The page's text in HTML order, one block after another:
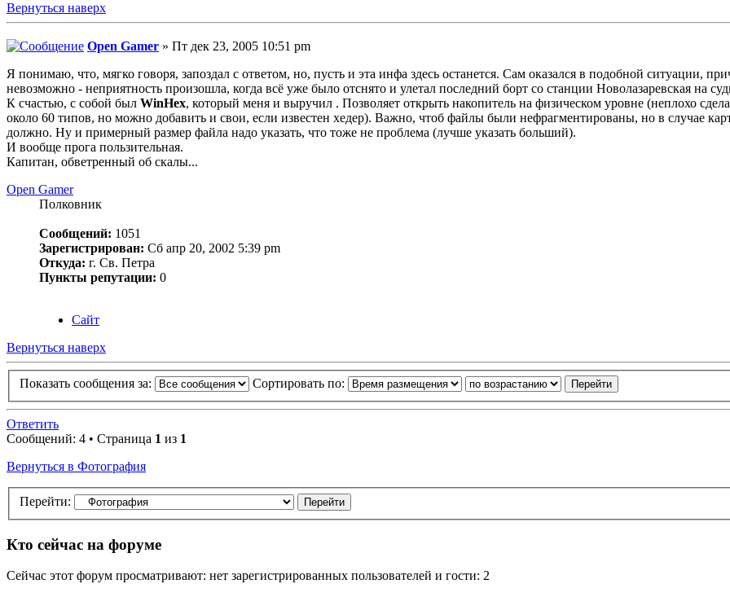
Вернуться наверх
Open Gamer » Пт дек 23, 2005 10:51 pm
Я понимаю, что, мягко говоря, запоздал с ответом, но, пусть и эта инфа здесь останется. Сам оказался в подобной ситуации,
невозможно - неприятность произошла, когда всё уже было отснято и улетал последний борт со станции Новолазаревская на
К счастью, с собой был WinHex, который меня и выручил . Позволяет открыть накопитель на физическом уровне (неплохо
около 60 типов, но можно добавить и свои, если известен хедер). Важно, чтоб файлы были нефрагментированы, но в случае
должно. Ну и примерный размер файла надо указать, что тоже не проблема (лучше указать больший).
И вообще прога пользительная.
Капитан, обветренный об скалы...
Open Gamer
Полковник
Сообщений: 1051
Зарегистрирован: Сб апр 20, 2002 5:39 pm
Откуда: г. Св. Петра
Пункты репутации: 0
Сайт
Вернуться наверх
Показать сообщения за: Сортировать по:
Ответить
Сообщений: 4 • Страница 1 из 1
Вернуться в Фотография
Перейти:
Кто сейчас на форуме
Сейчас этот форум просматривают: нет зарегистрированных пользователей и гости: 2